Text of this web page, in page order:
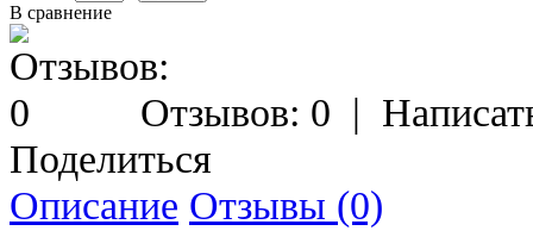
В сравнение
Отзывов: 0 |
Поделиться
Описание Отзывы (0)